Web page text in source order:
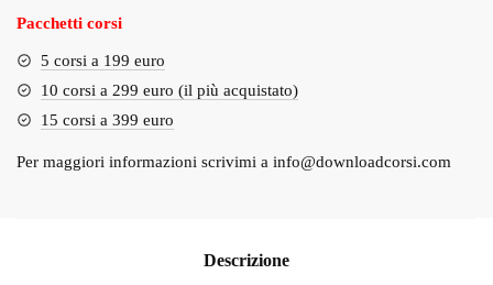
Pacchetti corsi
5 corsi a 199 euro
10 corsi a 299 euro (il più acquistato)
15 corsi a 399 euro
Per maggiori informazioni scrivimi a info@downloadcorsi.com
Descrizione